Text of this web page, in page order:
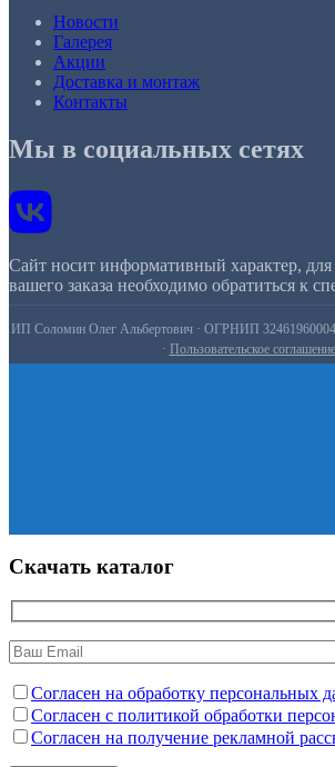
Новости
Галерея
Акции
Доставка и монтаж
Контакты
Мы в социальных сетях
Сайт носит информативный характер, для
вашего заказа необходимо обратиться к
ИП Соломин Олег Альбертович · ОГРНИП
· Пользовательское соглашение
Скачать каталог
Согласен на обработку персональных
Согласен с политикой обработки
Согласен на получение рекламной